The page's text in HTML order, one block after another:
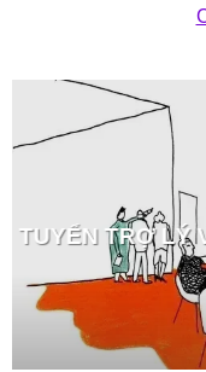
TUYỂN TRỢ LÝ